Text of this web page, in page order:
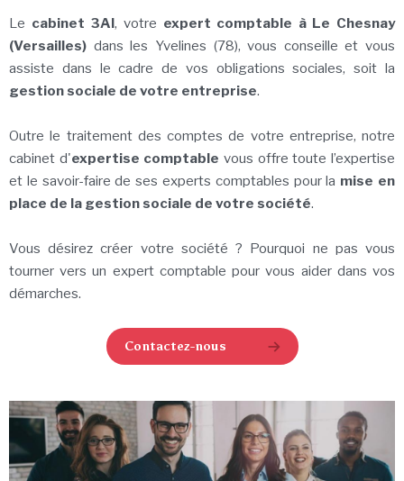
Le cabinet 3AI, votre expert comptable à Le Chesnay
(Versailles) dans les Yvelines (78), vous conseille et vous
assiste dans le cadre de vos obligations sociales, soit la
gestion sociale de votre entreprise.
Outre le traitement des comptes de votre entreprise, notre
cabinet d'expertise comptable vous offre toute l’expertise
et le savoir-faire de ses experts comptables pour la mise en
place de la gestion sociale de votre société.
Vous désirez créer votre société ? Pourquoi ne pas vous
tourner vers un expert comptable pour vous aider dans vos
démarches.
Contactez-nous